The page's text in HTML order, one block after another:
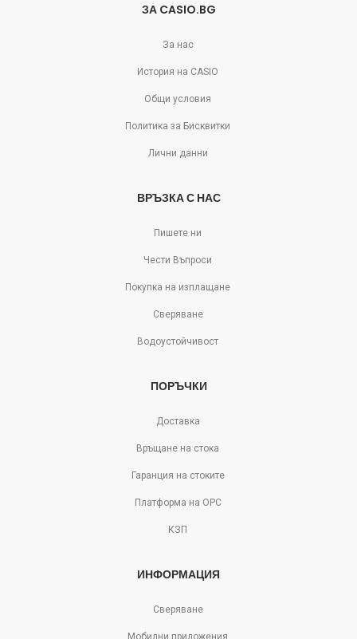
ЗА CASIO.BG
За нас
История на CASIO
Общи условия
Политика за Бисквитки
Лични данни
ВРЪЗКА С НАС
Пишете ни
Чести Въпроси
Покупка на изплащане
Сверяване
Водоустойчивост
ПОРЪЧКИ
Доставка
Връщане на стока
Гаранция на стоките
Платформа на ОРС
КЗП
ИНФОРМАЦИЯ
Сверяване
Мобилни приложения